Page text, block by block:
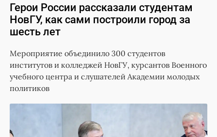
Герои России рассказали студентам
НовГУ, как сами построили город за
шесть лет
Мероприятие объединило 300 студентов
институтов и колледжей НовГУ, курсантов Военного
учебного центра и слушателей Академии молодых
политиков